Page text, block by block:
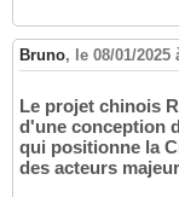
Bruno, le 08/01/2025
Le projet chinois
d'une conception
qui positionne la
des acteurs